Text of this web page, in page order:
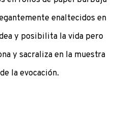
enaltecidos en
y posibilita la vida pero
y sacraliza en la muestra
la evocación.